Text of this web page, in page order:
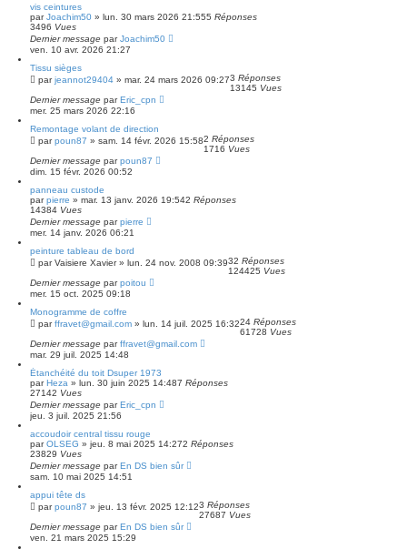
vis ceintures
parJoachim50 » lun. 30 mars 2026 21:555 Réponses
3496 Vues
Dernier message parJoachim50
ven. 10 avr. 2026 21:27
Tissu sièges
parjeannot29404 » mar. 24 mars 2026 09:273 Réponses
13145 Vues
Dernier message parEric_cpn
mer. 25 mars 2026 22:16
Remontage volant de direction
parpoun87 » sam. 14 févr. 2026 15:582 Réponses
1716 Vues
Dernier message parpoun87
dim. 15 févr. 2026 00:52
panneau custode
parpierre » mar. 13 janv. 2026 19:542 Réponses
14384 Vues
Dernier message parpierre
mer. 14 janv. 2026 06:21
peinture tableau de bord
parVaisiere Xavier» lun. 24 nov. 2008 09:3932 Réponses
124425 Vues
Dernier message parpoitou
mer. 15 oct. 2025 09:18
Monogramme de coffre
parffravet@gmail.com » lun. 14 juil. 2025 16:3224 Réponses
61728 Vues
Dernier message parffravet@gmail.com
mar. 29 juil. 2025 14:48
Étanchéité du toit Dsuper 1973
parHeza » lun. 30 juin 2025 14:487 Réponses
27142 Vues
Dernier message parEric_cpn
jeu. 3 juil. 2025 21:56
accoudoir central tissu rouge
parOLSEG » jeu. 8 mai 2025 14:272 Réponses
23829 Vues
Dernier message parEn DS bien sûr
sam. 10 mai 2025 14:51
appui tête ds
parpoun87 » jeu. 13 févr. 2025 12:123 Réponses
27687 Vues
Dernier message parEn DS bien sûr
ven. 21 mars 2025 15:29